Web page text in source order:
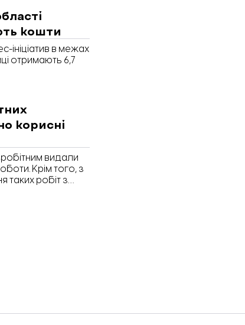
кошти
ініціатив в межах
отримають 6,7
корисні
видали
Крім того, з
таких робіт з